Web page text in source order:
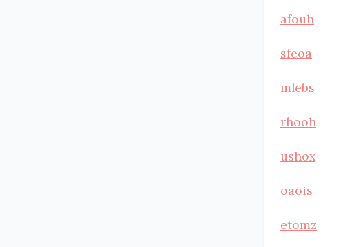
afouh
sfeoa
mlebs
rhooh
ushox
oaois
etomz